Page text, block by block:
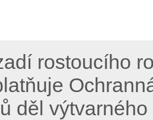
rostoucího
děl